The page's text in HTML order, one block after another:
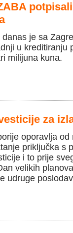
danas je sa
u kreditiranju
milijuna kuna.
za
oporavlja
priključka s
i to prije
velikih
udruge